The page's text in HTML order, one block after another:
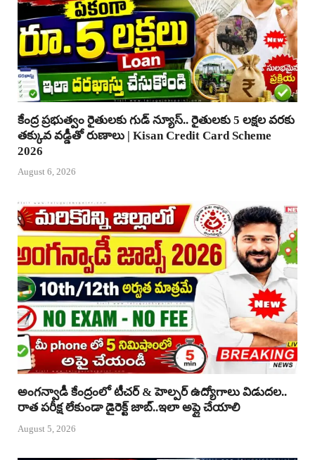
కేంద్ర ప్రభుత్వం రైతులకు గుడ్ న్యూస్.. రైతులకు 5 లక్షల వరకు
తక్కువ వడ్డీతో రుణాలు | Kisan Credit Card Scheme
2026
August 6, 2026
అంగన్వాడీ కేంద్రంలో టీచర్ & హెల్పర్ ఉద్యోగాలు విడుదల..
రాత పరీక్ష లేకుండా డైరెక్ట్ జాబ్..ఇలా అప్లై చేయాలి
August 5, 2026